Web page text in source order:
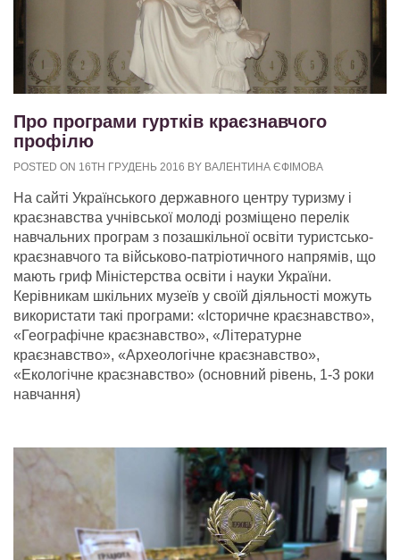
Про програми гуртків краєзнавчого
профілю
POSTED ON 16TH ГРУДЕНЬ 2016 BY ВАЛЕНТИНА ЄФІМОВА
На сайті Українського державного центру туризму і
краєзнавства учнівської молоді розміщено перелік
навчальних програм з позашкільної освіти туристсько-
краєзнавчого та військово-патріотичного напрямів, що
мають гриф Міністерства освіти і науки України.
Керівникам шкільних музеїв у своїй діяльності можуть
використати такі програми: «Історичне краєзнавство»,
«Географічне краєзнавство», «Літературне
краєзнавство», «Археологічне краєзнавство»,
«Екологічне краєзнавство» (основний рівень, 1-3 роки
навчання)